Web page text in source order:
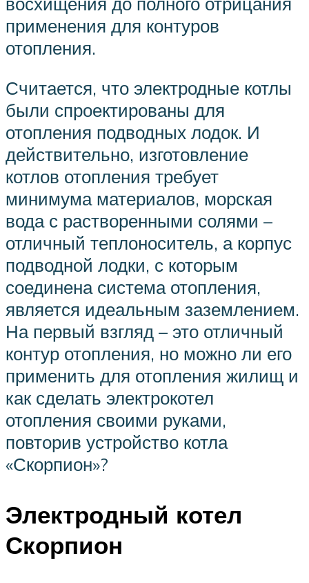
применения для контуров
отопления.
Считается, что электродные котлы
были спроектированы для
отопления подводных лодок. И
действительно, изготовление
котлов отопления требует
минимума материалов, морская
вода с растворенными солями –
отличный теплоноситель, а корпус
подводной лодки, с которым
соединена система отопления,
является идеальным заземлением.
На первый взгляд – это отличный
контур отопления, но можно ли его
применить для отопления жилищ и
как сделать электрокотел
отопления своими руками,
повторив устройство котла
«Скорпион»?
Электродный котел
Скорпион